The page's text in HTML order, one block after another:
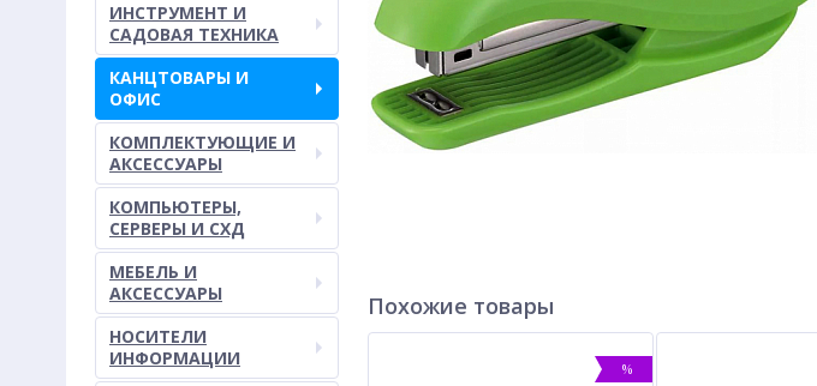
ИНСТРУМЕНТ И
САДОВАЯ ТЕХНИКА
КАНЦТОВАРЫ И
ОФИС
КОМПЛЕКТУЮЩИЕ И
АКСЕССУАРЫ
КОМПЬЮТЕРЫ,
СЕРВЕРЫ И СХД
МЕБЕЛЬ И
АКСЕССУАРЫ
НОСИТЕЛИ
ИНФОРМАЦИИ
Похожие товары
%